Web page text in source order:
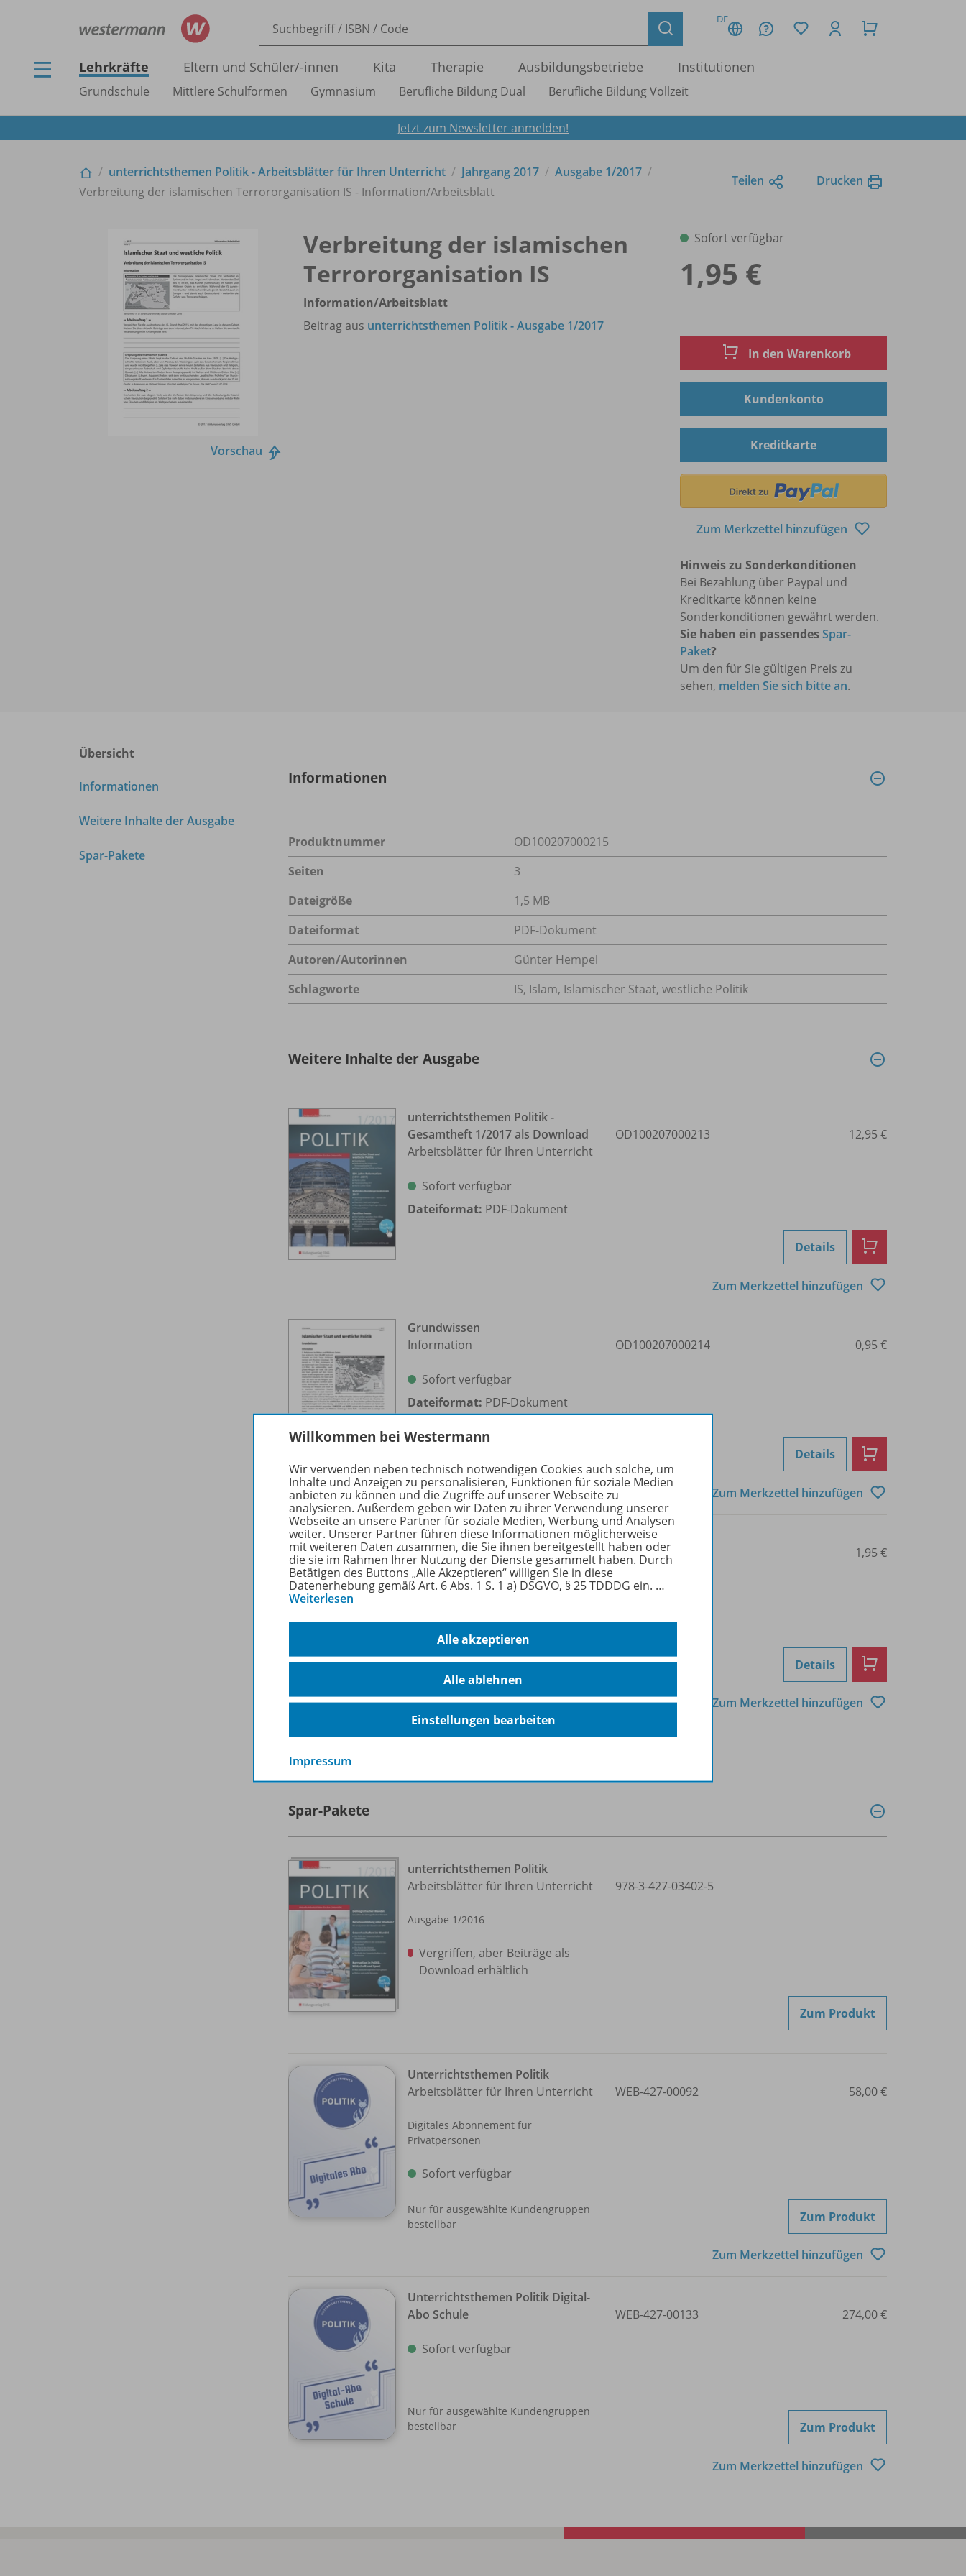
DE
Lehrkräfte Eltern und Schüler/-innen Kita Therapie Ausbildungsbetriebe Institutionen
Grundschule Mittlere Schulformen Gymnasium Berufliche Bildung Dual Berufliche Bildung Vollzeit
Jetzt zum Newsletter anmelden!
unterrichtsthemen Politik - Arbeitsblätter für Ihren Unterricht Jahrgang 2017 Ausgabe 1/2017
Verbreitung der islamischen Terrororganisation IS - Information/Arbeitsblatt
Teilen Drucken
Vorschau
Verbreitung der islamischen
Terrororganisation IS
Information/Arbeitsblatt
Beitrag aus unterrichtsthemen Politik - Ausgabe 1/2017
Sofort verfügbar
1,95 €
In den Warenkorb
Kundenkonto
Kreditkarte
Zum Merkzettel hinzufügen
Hinweis zu Sonderkonditionen
Bei Bezahlung über Paypal und
Kreditkarte können keine
Sonderkonditionen gewährt werden.
Sie haben ein passendesSpar-
Paket?
Um den für Sie gültigen Preis zu
sehen, melden Sie sich bitte an.
Übersicht
Informationen
Weitere Inhalte der Ausgabe
Spar-Pakete
Informationen
Produktnummer
OD100207000215
Seiten
3
Dateigröße
1,5 MB
Dateiformat
PDF-Dokument
Autoren/Autorinnen
Günter Hempel
Schlagworte
IS, Islam, Islamischer Staat, westliche Politik
Weitere Inhalte der Ausgabe
unterrichtsthemen Politik -
Gesamtheft 1/2017 als Download
Arbeitsblätter für Ihren Unterricht
Sofort verfügbar
Dateiformat: PDF-Dokument
OD100207000213 12,95 €
Details
Zum Merkzettel hinzufügen
Grundwissen
Information
Sofort verfügbar
Dateiformat: PDF-Dokument
OD100207000214 0,95 €
Details
Zum Merkzettel hinzufügen
Verbreitung der islamischen
Terrororganisation IS
Information/Arbeitsblatt
Dateiformat:PDF-Dokument
OD100207000215 1,95 €
Details
Zum Merkzettel hinzufügen
Spar-Pakete
unterrichtsthemen Politik
Arbeitsblätter für Ihren Unterricht
Ausgabe 1/2016
Vergriffen, aber Beiträge als
Download erhältlich
978-3-427-03402-5
Zum Produkt
Unterrichtsthemen Politik
Arbeitsblätter für Ihren Unterricht
Digitales Abonnement für
Privatpersonen
Sofort verfügbar
Nur für ausgewählte Kundengruppen
bestellbar
WEB-427-00092 58,00 €
Zum Produkt
Zum Merkzettel hinzufügen
Unterrichtsthemen Politik Digital-
Abo Schule
Sofort verfügbar
Nur für ausgewählte Kundengruppen
bestellbar
WEB-427-00133 274,00 €
Zum Produkt
Zum Merkzettel hinzufügen
Willkommen bei Westermann
Wir verwenden neben technisch notwendigen Cookies auch solche, um
Inhalte und Anzeigen zu personalisieren, Funktionen für soziale Medien
anbieten zu können und die Zugriffe auf unserer Webseite zu
analysieren. Außerdem geben wir Daten zu ihrer Verwendung unserer
Webseite an unsere Partner für soziale Medien, Werbung und Analysen
weiter. Unserer Partner führen diese Informationen möglicherweise
mit weiteren Daten zusammen, die Sie ihnen bereitgestellt haben oder
die sie im Rahmen Ihrer Nutzung der Dienste gesammelt haben. Durch
Betätigen des Buttons „Alle Akzeptieren“ willigen Sie in diese
Datenerhebung gemäß Art. 6 Abs. 1 S. 1 a) DSGVO, § 25 TDDDG ein. …
Weiterlesen
Alle akzeptieren
Alle ablehnen
Einstellungen bearbeiten
Impressum